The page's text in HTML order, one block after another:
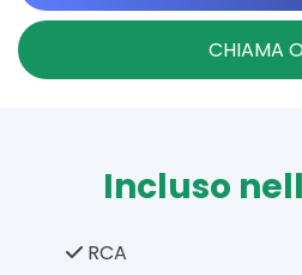
CHIAMA
Incluso
RCA